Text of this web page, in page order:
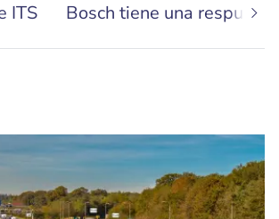
ITS Bosch tiene una